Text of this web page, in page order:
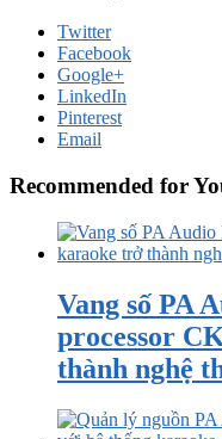
Twitter
Facebook
Google+
LinkedIn
Pinterest
Email
Recommended for
Vang số PA
processor
thành nghệ